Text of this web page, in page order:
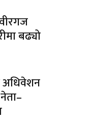
बढ्यो
अधिवेशन